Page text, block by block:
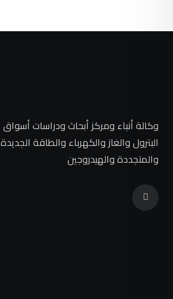
وكالة أنباء ومركز أبحاث ودراسات أسواق
البترول والغاز والكهرباء والطاقة الجديدة
والمتجددة والهيدروجين